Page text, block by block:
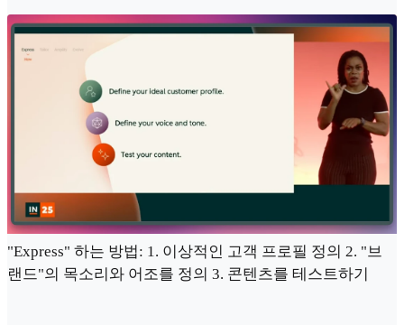
"Express" 하는 방법: 1. 이상적인 고객 프로필 정의 2. "브
랜드"의 목소리와 어조를 정의 3. 콘텐츠를 테스트하기